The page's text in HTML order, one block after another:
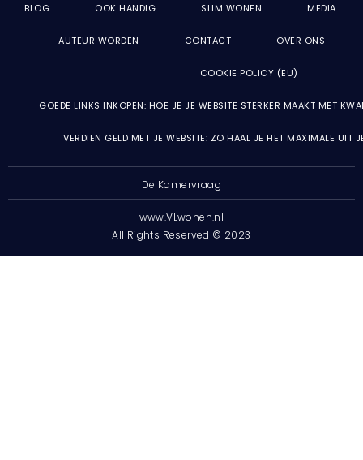
BLOG OOK HANDIG SLIM WONEN MEDIA
AUTEUR WORDEN CONTACT OVER ONS
COOKIE POLICY (EU)
GOEDE LINKS INKOPEN: HOE JE JE WEBSITE STERKER MAAKT MET
VERDIEN GELD MET JE WEBSITE: ZO HAAL JE HET MAXIMALE UIT
De Kamervraag
www.VLwonen.nl
All Rights Reserved © 2023